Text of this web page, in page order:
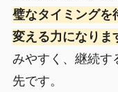
璧なタイミングを
変える力になりま
みやすく、継続す
先です。